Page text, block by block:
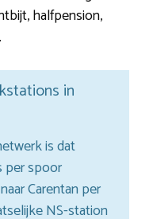
halfpension,
in
is dat
per spoor
Carentan per
NS-station